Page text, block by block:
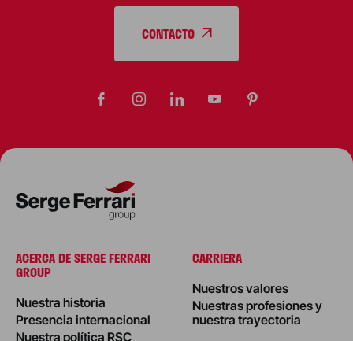
CONTACTO
ACERCA DE SERGE FERRARI
GROUP
Nuestra historia
Presencia internacional
Nuestra política RSC
CARRIERA
Nuestros valores
Nuestras profesiones y
nuestra trayectoria